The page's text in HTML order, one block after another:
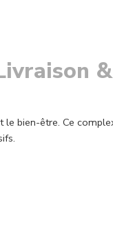
le bien-être. Ce